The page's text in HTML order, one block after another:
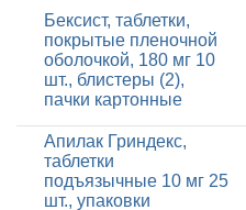
Бексист, таблетки,
покрытые пленочной
оболочкой, 180 мг 10
шт., блистеры (2),
пачки картонные
Апилак Гриндекс,
таблетки
подъязычные 10 мг 25
шт., упаковки